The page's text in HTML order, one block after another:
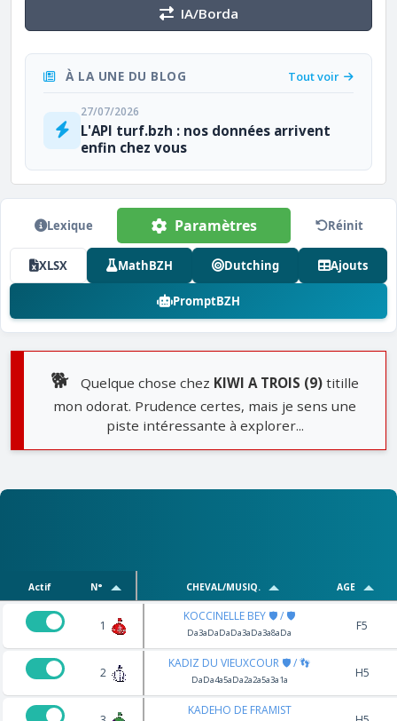
IA/Borda
À LA UNE DU BLOG Tout voir
27/07/2026
L'API turf.bzh : nos données arrivent
enfin chez vous
Lexique Paramètres Réinit
XLSX MathBZH Dutching Ajouts
PromptBZH
🐕 Quelque chose chez KIWI A TROIS (9) titille
mon odorat. Prudence certes, mais je sens une
piste intéressante à explorer...
Actif N° CHEVAL/MUSIQ. AGE
1
KOCCINELLE BEY 🛡️ / 🛡️
Da3aDaDaDa3aDa3a8aDa F5
2
KADIZ DU VIEUXCOUR 🛡️ / 👣
DaDa4a5aDa2a2a5a3a1a H5
KADEHO DE FRAMIST